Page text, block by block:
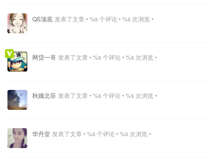
QS顶底 发表了文章 • %s 个评论 • %s 次浏览 •
网贷一哥 发表了文章 • %s 个评论 • %s 次浏览 •
秋娥北菲 发表了文章 • %s 个评论 • %s 次浏览 •
华丹堂 发表了文章 • %s 个评论 • %s 次浏览 •